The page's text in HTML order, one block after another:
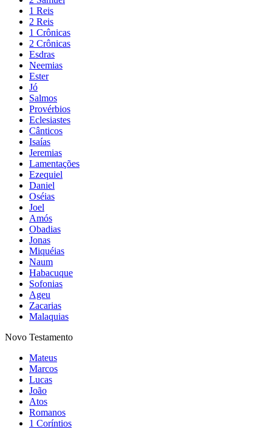
1 Reis
2 Reis
1 Crônicas
2 Crônicas
Esdras
Neemias
Ester
Jó
Salmos
Provérbios
Eclesiastes
Cânticos
Isaías
Jeremias
Lamentações
Ezequiel
Daniel
Oséias
Joel
Amós
Obadias
Jonas
Miquéias
Naum
Habacuque
Sofonias
Ageu
Zacarias
Malaquias
Novo Testamento
Mateus
Marcos
Lucas
João
Atos
Romanos
1 Coríntios